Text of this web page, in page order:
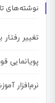
نوشته‌های
تغییر
پویانمایی
نرم‌افزار